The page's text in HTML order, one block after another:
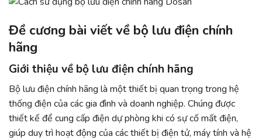
Đề cương bài viết về bộ lưu điện chính
hãng
Giới thiệu về bộ lưu điện chính hãng
Bộ lưu điện chính hãng là một thiết bị quan trọng trong hệ
thống điện của các gia đình và doanh nghiệp. Chúng được
thiết kế để cung cấp điện dự phòng khi có sự cố mất điện,
giúp duy trì hoạt động của các thiết bị điện tử, máy tính và hệ